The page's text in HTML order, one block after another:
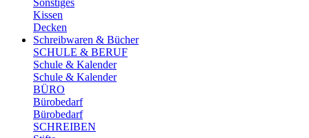
Sonstiges
Kissen
Decken
Schreibwaren & Bücher
SCHULE & BERUF
Schule & Kalender
Schule & Kalender
BÜRO
Bürobedarf
Bürobedarf
SCHREIBEN